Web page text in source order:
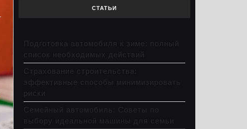
СТАТЬИ
Подготовка автомобиля к зиме: полный
список необходимых действий
Страхование строительства:
эффективные способы минимизировать
риски
Семейный автомобиль: Советы по
выбору идеальной машины для семьи